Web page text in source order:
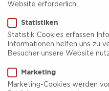
Café Eisdiele/Eiscafé
Website erforderlich.
Statistiken
Statistik Cookies erfassen
Informationen helfen uns zu
Besucher unsere Website
Marketing
Marketing-Cookies werden